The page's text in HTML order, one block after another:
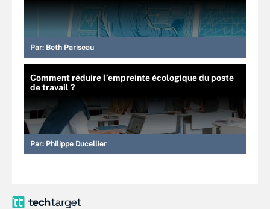
Par: Beth Pariseau
Comment réduire l’empreinte écologique du poste
de travail ?
Par: Philippe Ducellier